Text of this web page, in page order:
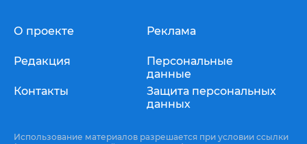
О проекте
Редакция
Контакты
Реклама
Персональные
данные
Защита персональных
данных
Использование материалов разрешается при условии ссылки